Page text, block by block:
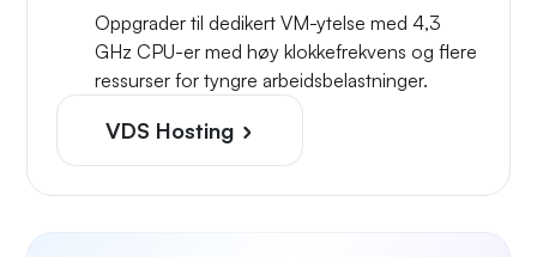
Oppgrader til dedikert VM-ytelse med 4,3
GHz CPU-er med høy klokkefrekvens og flere
ressurser for tyngre arbeidsbelastninger.
VDS Hosting